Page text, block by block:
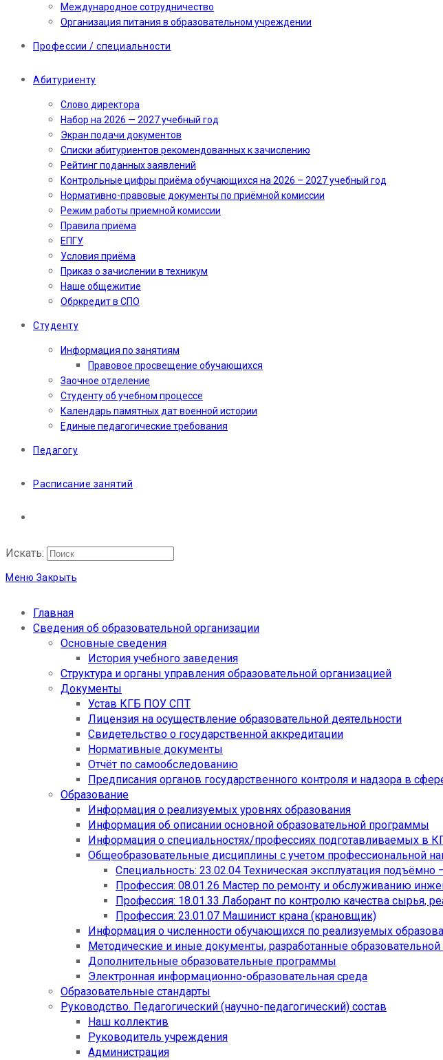
Международное сотрудничество
Организация питания в образовательном учреждении
Профессии / специальности
Абитуриенту
Слово директора
Набор на 2026 — 2027 учебный год
Экран подачи документов
Cписки абитуриентов рекомендованных к зачислению
Рейтинг поданных заявлений
Контрольные цифры приёма обучающихся на 2026 – 2027 учебный год
Нормативно-правовые документы по приёмной комиссии
Режим работы приемной комиссии
Правила приёма
ЕПГУ
Условия приёма
Приказ о зачислении в техникум
Наше общежитие
Обркредит в СПО
Студенту
Информация по занятиям
Правовое просвещение обучающихся
Заочное отделение
Студенту об учебном процессе
Календарь памятных дат военной истории
Единые педагогические требования
Педагогу
Расписание занятий
Искать:
Меню Закрыть
Главная
Сведения об образовательной организации
Основные сведения
История учебного заведения
Структура и органы управления образовательной организацией
Документы
Устав КГБ ПОУ СПТ
Лицензия на осуществление образовательной деятельности
Свидетельство о государственной аккредитации
Нормативные документы
Отчёт по самообследованию
Предписания органов государственного контроля и надзора в
Образование
Информация о реализуемых уровнях образования
Информация об описании основной образовательной программы
Информация о специальностях/профессиях подготавливаемых
Общеобразовательные дисциплины с учетом профессиональной
Специальность: 23.02.04 Техническая эксплуатация
Профессия: 08.01.26 Мастер по ремонту и обслуживанию
Профессия: 18.01.33 Лаборант по контролю качества сырья,
Профессия: 23.01.07 Машинист крана (крановщик)
Информация о численности обучающихся по реализуемых
Методические и иные документы, разработанные образовательной
Дополнительные образовательные программы
Электронная информационно-образовательная среда
Образовательные стандарты
Руководство. Педагогический (научно-педагогический) состав
Наш коллектив
Руководитель учреждения
Администрация